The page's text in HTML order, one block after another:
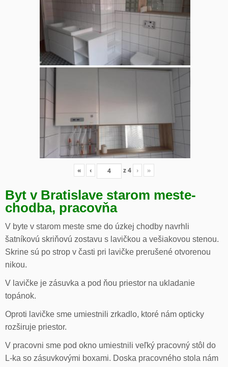
« ‹ z4 › »
Byt v Bratislave starom meste-
chodba, pracovňa
V byte v starom meste sme do úzkej chodby navrhli
šatníkovú skriňovú zostavu s lavičkou a vešiakovou stenou.
Skrine sú po strop v časti pri lavičke prerušené otvorenou
nikou.
V lavičke je zásuvka a pod ňou priestor na ukladanie
topánok.
Oproti lavičke sme umiestnili zrkadlo, ktoré nám opticky
rozširuje priestor.
V pracovni sme pod okno umiestnili veľký pracovný stôl do
L-ka so zásuvkovými boxami. Doska pracovného stola nám